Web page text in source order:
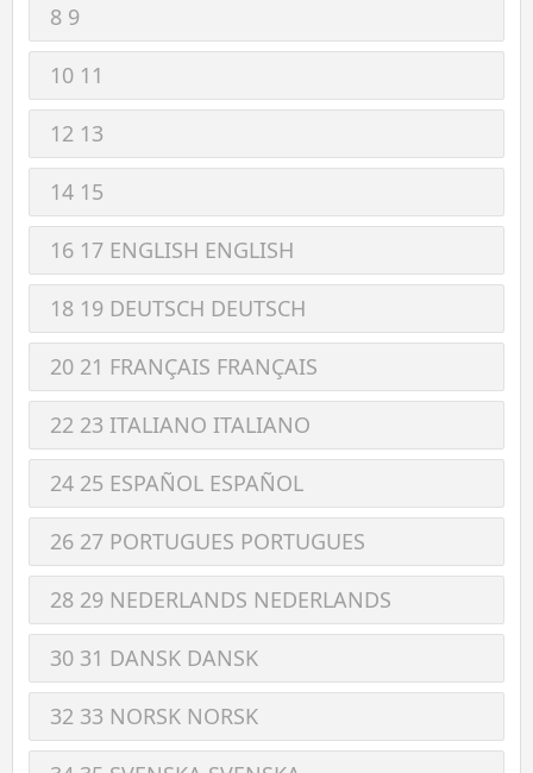
8 9
10 11
12 13
14 15
16 17 ENGLISH ENGLISH
18 19 DEUTSCH DEUTSCH
20 21 FRANÇAIS FRANÇAIS
22 23 ITALIANO ITALIANO
24 25 ESPAÑOL ESPAÑOL
26 27 PORTUGUES PORTUGUES
28 29 NEDERLANDS NEDERLANDS
30 31 DANSK DANSK
32 33 NORSK NORSK